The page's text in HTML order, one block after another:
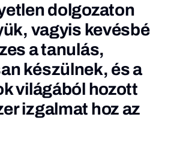
dolgozaton
vagyis kevésbé
a tanulás,
készülnek, és a
világából hozott
izgalmat hoz az